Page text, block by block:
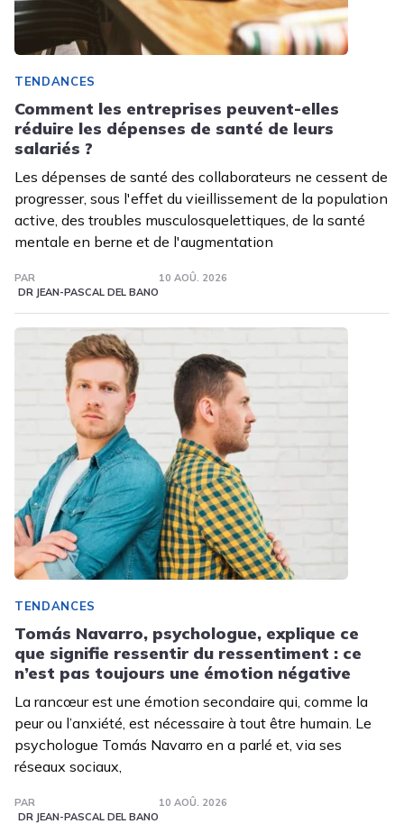
TENDANCES
Comment les entreprises peuvent-elles
réduire les dépenses de santé de leurs
salariés ?
Les dépenses de santé des collaborateurs ne cessent de
progresser, sous l'effet du vieillissement de la population
active, des troubles musculosquelettiques, de la santé
mentale en berne et de l'augmentation
PAR
DR JEAN-PASCAL DEL BANO
10 AOÛ. 2026
TENDANCES
Tomás Navarro, psychologue, explique ce
que signifie ressentir du ressentiment : ce
n’est pas toujours une émotion négative
La rancœur est une émotion secondaire qui, comme la
peur ou l’anxiété, est nécessaire à tout être humain. Le
psychologue Tomás Navarro en a parlé et, via ses
réseaux sociaux,
PAR
DR JEAN-PASCAL DEL BANO
10 AOÛ. 2026